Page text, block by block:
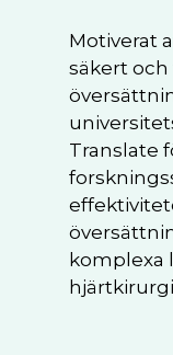
Motiverat
säkert
Translate
komplexa